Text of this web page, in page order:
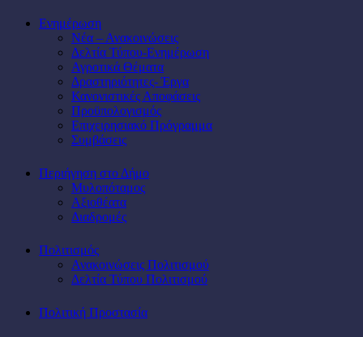
Ενημέρωση
Νέα – Ανακοινώσεις
Δελτία Τύπου-Ενημέρωση
Αγροτικά Θέματα
Δραστηριότητες- Έργα
Κανονιστικές Αποφάσεις
Προϋπολογισμός
Επιχειρησιακό Πρόγραμμα
Συμβάσεις
Περιήγηση στο Δήμο
Μυλοπόταμος
Αξιοθέατα
Διαδρομές
Πολιτισμός
Ανακοινώσεις Πολιτισμού
Δελτία Τύπου Πολιτισμού
Πολιτική Προστασία